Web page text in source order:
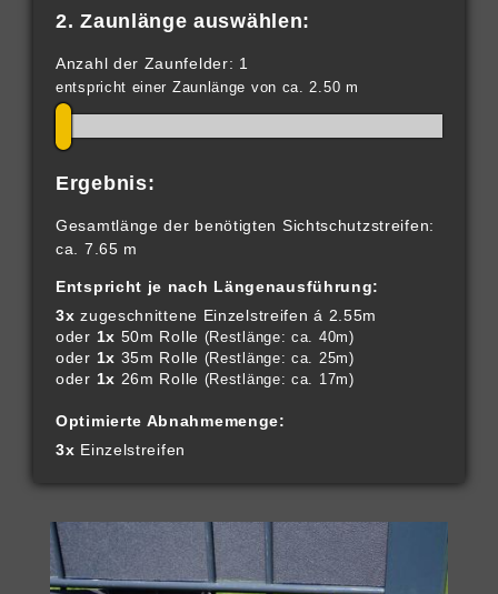
2. Zaunlänge auswählen:
Anzahl der Zaunfelder: 1
entspricht einer Zaunlänge von ca. 2.50 m
Ergebnis:
Gesamtlänge der benötigten Sichtschutzstreifen:
ca. 7.65 m
Entspricht je nach Längenausführung:
3x zugeschnittene Einzelstreifen á 2.55m
oder 1x 50m Rolle (Restlänge: ca. 40m)
oder 1x 35m Rolle (Restlänge: ca. 25m)
oder 1x 26m Rolle (Restlänge: ca. 17m)
Optimierte Abnahmemenge:
3x Einzelstreifen